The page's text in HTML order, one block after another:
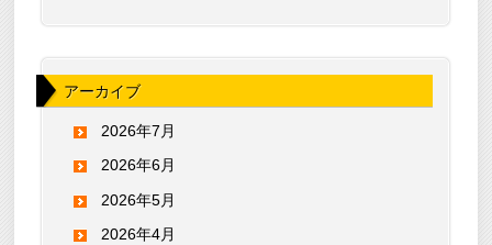
アーカイブ
2026年7月
2026年6月
2026年5月
2026年4月